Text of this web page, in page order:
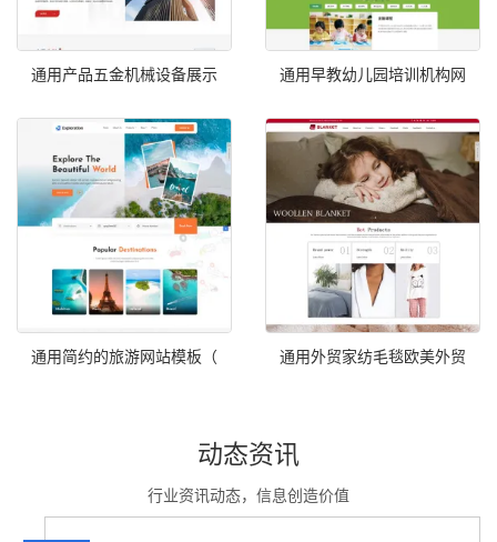
通用产品五金机械设备展示 通用早教幼儿园培训机构网
通用简约的旅游网站模板（ 通用外贸家纺毛毯欧美外贸
动态资讯
行业资讯动态，信息创造价值